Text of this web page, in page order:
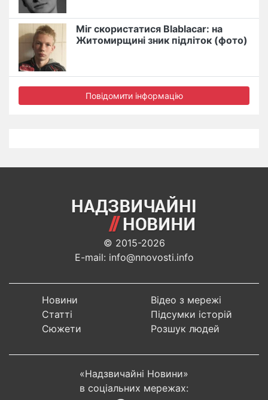
Міг скористатися Blablacar: на
Житомирщині зник підліток (фото)
Повідомити інформацію
© 2015-2026
E-mail: info@nnovosti.info
Новини
Статті
Сюжети
Відео з мережі
Підсумки історій
Розшук людей
«Надзвичайні Новини»
в соціальних мережах: